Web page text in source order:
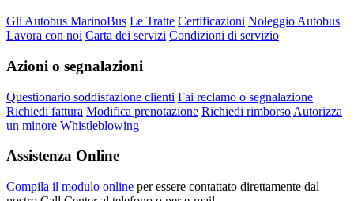
Gli Autobus MarinoBus Le Tratte Certificazioni Noleggio Autobus
Lavora con noi Carta dei servizi Condizioni di servizio
Azioni o segnalazioni
Questionario soddisfazione clienti Fai reclamo o segnalazione
Richiedi fattura Modifica prenotazione Richiedi rimborso Autorizza
un minore Whistleblowing
Assistenza Online
Compila il modulo online per essere contattato direttamente dal